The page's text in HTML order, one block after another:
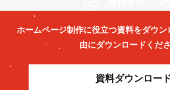
ホームページ制作に役立つ資料をダウン
由にダウンロードくださ
資料ダウンロー